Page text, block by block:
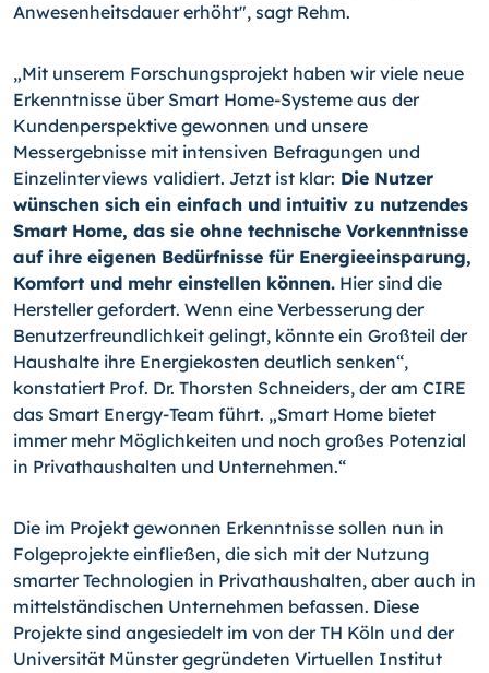
Anwesenheitsdauer erhöht", sagt Rehm.
„Mit unserem Forschungsprojekt haben wir viele neue
Erkenntnisse über Smart Home-Systeme aus der
Kundenperspektive gewonnen und unsere
Messergebnisse mit intensiven Befragungen und
Einzelinterviews validiert. Jetzt ist klar: Die Nutzer
wünschen sich ein einfach und intuitiv zu nutzendes
Smart Home, das sie ohne technische Vorkenntnisse
auf ihre eigenen Bedürfnisse für Energieeinsparung,
Komfort und mehr einstellen können. Hier sind die
Hersteller gefordert. Wenn eine Verbesserung der
Benutzerfreundlichkeit gelingt, könnte ein Großteil der
Haushalte ihre Energiekosten deutlich senken“,
konstatiert Prof. Dr. Thorsten Schneiders, der am CIRE
das Smart Energy-Team führt. „Smart Home bietet
immer mehr Möglichkeiten und noch großes Potenzial
in Privathaushalten und Unternehmen.“
Die im Projekt gewonnen Erkenntnisse sollen nun in
Folgeprojekte einfließen, die sich mit der Nutzung
smarter Technologien in Privathaushalten, aber auch in
mittelständischen Unternehmen befassen. Diese
Projekte sind angesiedelt im von der TH Köln und der
Universität Münster gegründeten Virtuellen Institut